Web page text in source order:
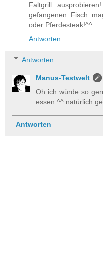
Faltgrill
gefangenen Fisch
oder Pferdesteak!^^
Antworten
Antworten
Manus-Testwelt
Oh ich würde so
essen ^^ natürlich
Antworten